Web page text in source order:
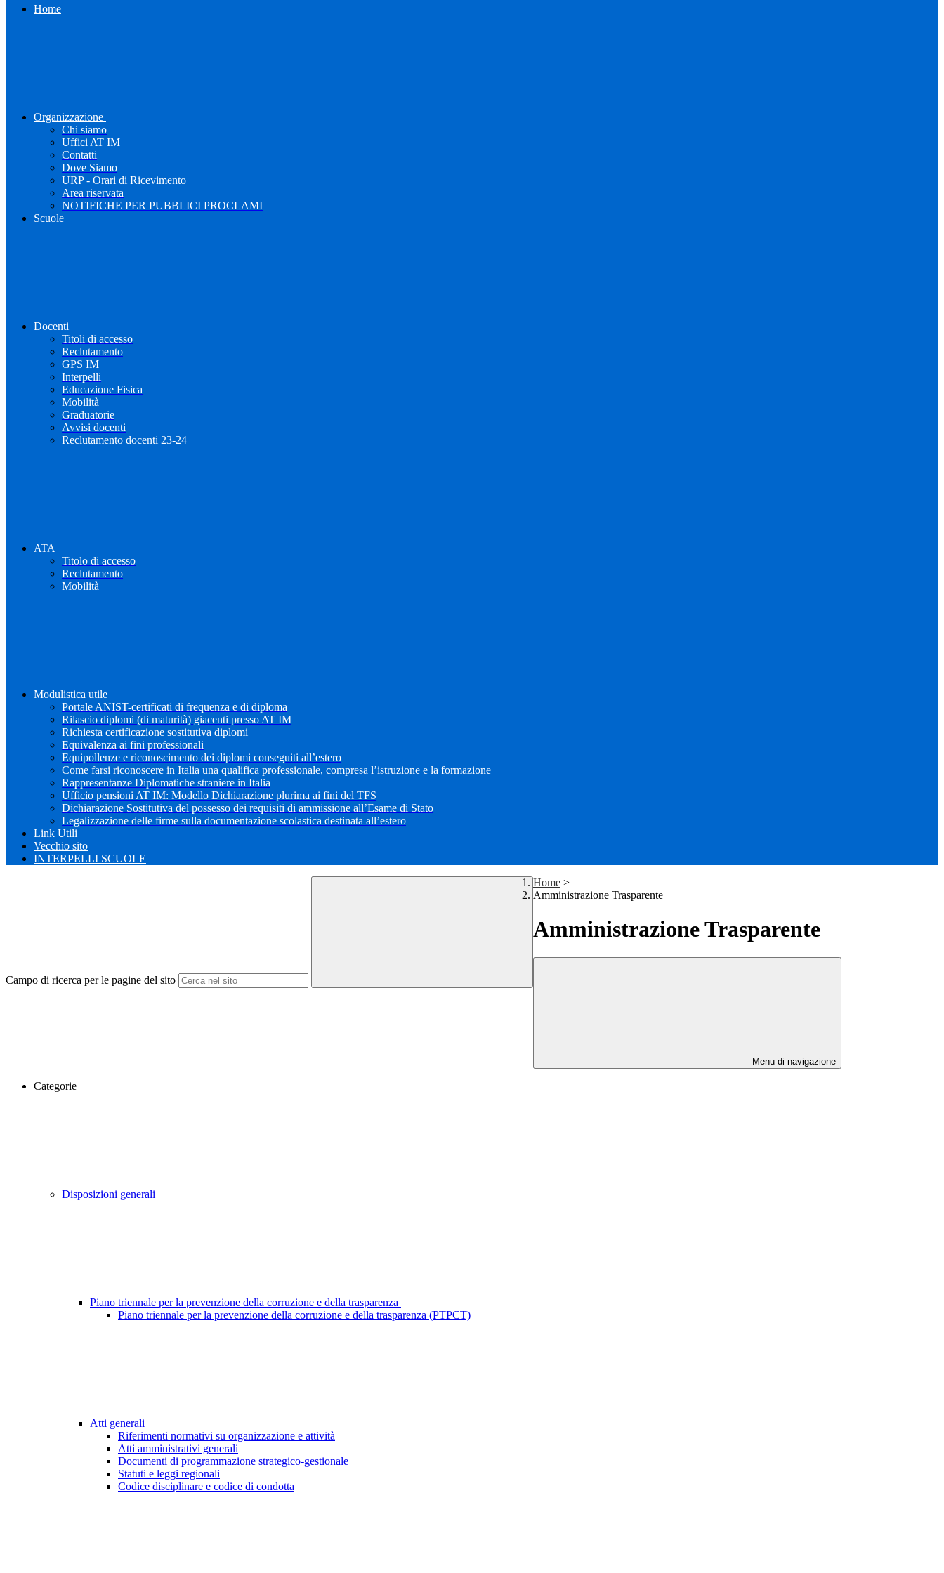
Home
Organizzazione
Chi siamo
Uffici AT IM
Contatti
Dove Siamo
URP - Orari di Ricevimento
Area riservata
NOTIFICHE PER PUBBLICI PROCLAMI
Scuole
Docenti
Titoli di accesso
Reclutamento
GPS IM
Interpelli
Educazione Fisica
Mobilità
Graduatorie
Avvisi docenti
Reclutamento docenti 23-24
ATA
Titolo di accesso
Reclutamento
Mobilità
Modulistica utile
Portale ANIST-certificati di frequenza e di diploma
Rilascio diplomi (di maturità) giacenti presso AT IM
Richiesta certificazione sostitutiva diplomi
Equivalenza ai fini professionali
Equipollenze e riconoscimento dei diplomi conseguiti all’estero
Come farsi riconoscere in Italia una qualifica professionale, compresa l’istruzione e la formazione
Rappresentanze Diplomatiche straniere in Italia
Ufficio pensioni AT IM: Modello Dichiarazione plurima ai fini del TFS
Dichiarazione Sostitutiva del possesso dei requisiti di ammissione all’Esame di Stato
Legalizzazione delle firme sulla documentazione scolastica destinata all’estero
Link Utili
Vecchio sito
INTERPELLI SCUOLE
Campo di ricerca per le pagine del sito
Home >
Amministrazione Trasparente
Amministrazione Trasparente
Menu di navigazione
Categorie
Disposizioni generali
Piano triennale per la prevenzione della corruzione e della trasparenza
Piano triennale per la prevenzione della corruzione e della trasparenza (PTPCT)
Atti generali
Riferimenti normativi su organizzazione e attività
Atti amministrativi generali
Documenti di programmazione strategico-gestionale
Statuti e leggi regionali
Codice disciplinare e codice di condotta